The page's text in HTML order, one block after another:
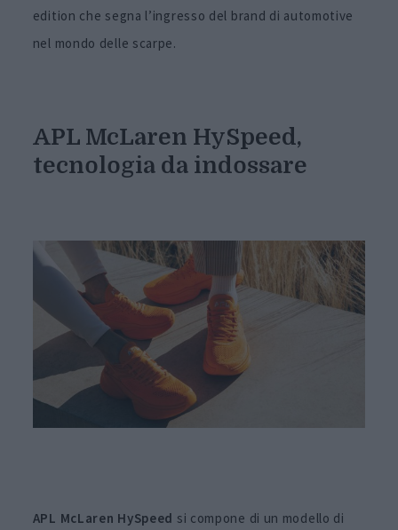
edition che segna l’ingresso del brand di automotive
nel mondo delle scarpe.
APL McLaren HySpeed,
tecnologia da indossare
APL McLaren HySpeed si compone di un modello di